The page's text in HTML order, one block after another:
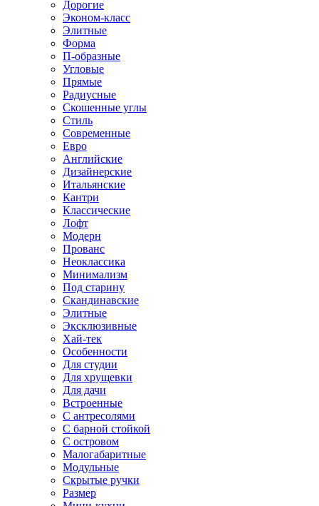
Дорогие
Эконом-класс
Элитные
Форма
П-образные
Угловые
Прямые
Радиусные
Скошенные углы
Стиль
Современные
Евро
Английские
Дизайнерские
Итальянские
Кантри
Классические
Лофт
Модерн
Прованс
Неоклассика
Минимализм
Под старину
Скандинавские
Элитные
Эксклюзивные
Хай-тек
Особенности
Для студии
Для хрущевки
Для дачи
Встроенные
С антресолями
С барной стойкой
С островом
Малогабаритные
Модульные
Скрытые ручки
Размер